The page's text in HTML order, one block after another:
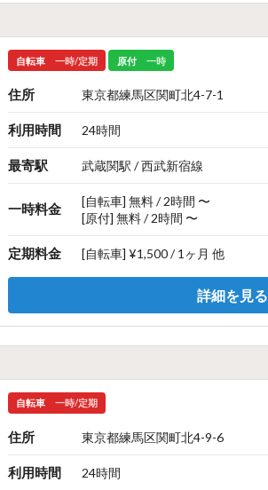
自転車 一時/定期 原付 一時
住所 東京都練馬区関町北4-7-1
利用時間 24時間
最寄駅 武蔵関駅 / 西武新宿線
一時料金
[自転車] 無料 / 2時間 〜
[原付] 無料 / 2時間 〜
定期料金 [自転車] ¥1,500 / 1ヶ月 他
詳細を見る
自転車 一時/定期
住所 東京都練馬区関町北4-9-6
利用時間 24時間